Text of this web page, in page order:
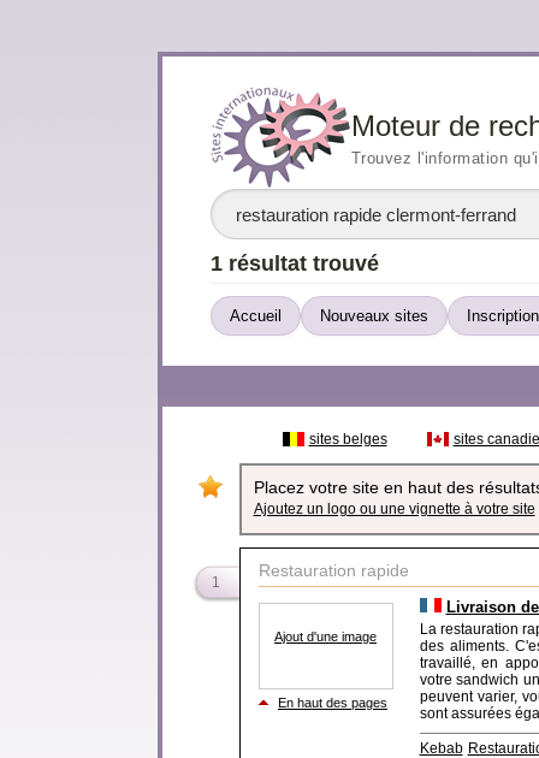
Moteur de
Trouvez l'information
1 résultat trouvé
Accueil Nouveaux sites
sites belges sites
Placez votre site en haut des
Ajoutez un logo ou une vignette à votre site
1
Restauration rapide
Ajout d'une image
En haut des pages
Livraison
La restauration
des aliments.
travaillé, en
votre sandwich
peuvent varier,
sont assurées
Kebab